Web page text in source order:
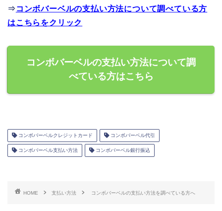
⇒ コンボバーベルの支払い方法について調べている方
はこちらをクリック
コンボバーベルの支払い方法について調
べている方はこちら
コンボバーベルクレジットカード コンボバーベル代引
コンボバーベル支払い方法 コンボバーベル銀行振込
HOME 支払い方法 コンボバーベルの支払い方法を調べている方へ